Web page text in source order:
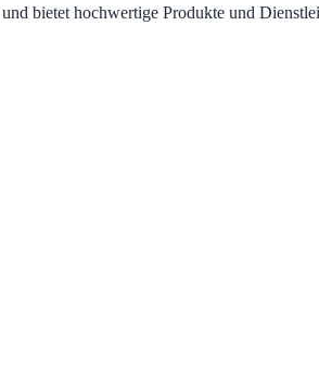
bietet hochwertige Produkte und